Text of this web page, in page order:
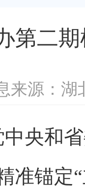
第二
来源：湖
央和
准锚定